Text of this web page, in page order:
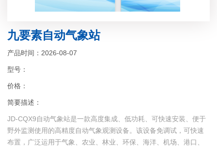
九要素自动气象站
产品时间：2026-08-07
型号：
价格：
简要描述：
JD-CQX9自动气象站是一款高度集成、低功耗、可快速安装、便于
野外监测使用的高精度自动气象观测设备。该设备免调试，可快速
布置，广泛运用于气象、农业、林业、环保、海洋、机场、港口、